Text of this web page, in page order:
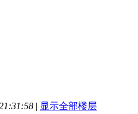
| 显示全部楼层